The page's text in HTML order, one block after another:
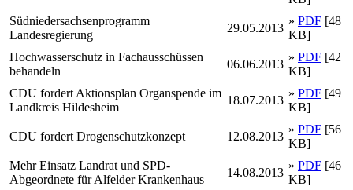
Südniedersachsenprogramm
Landesregierung
29.05.2013
» PDF [48
KB]
Hochwasserschutz in Fachausschüssen
behandeln
06.06.2013
» PDF [42
KB]
CDU fordert Aktionsplan Organspende im
Landkreis Hildesheim
18.07.2013
» PDF [49
KB]
CDU fordert Drogenschutzkonzept 12.08.2013
» PDF [56
KB]
Mehr Einsatz Landrat und SPD-
Abgeordnete für Alfelder Krankenhaus
14.08.2013
» PDF [46
KB]